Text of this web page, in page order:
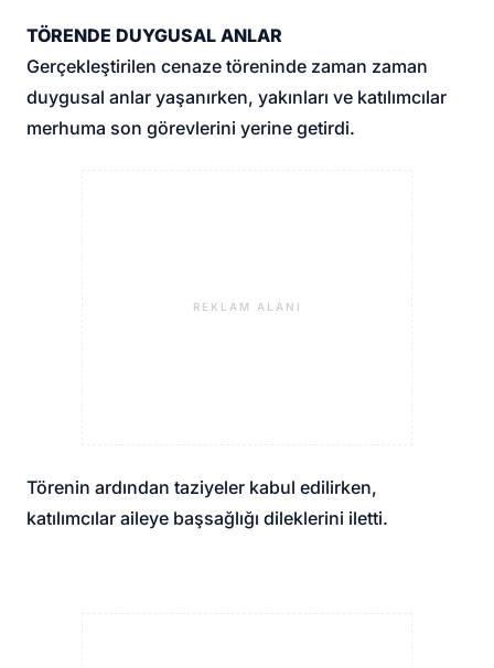
TÖRENDE DUYGUSAL ANLAR
Gerçekleştirilen cenaze töreninde zaman zaman
duygusal anlar yaşanırken, yakınları ve katılımcılar
merhuma son görevlerini yerine getirdi.
REKLAM ALANI
Törenin ardından taziyeler kabul edilirken,
katılımcılar aileye başsağlığı dileklerini iletti.